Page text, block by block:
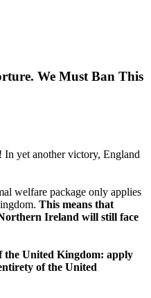
We Must Ban This
yet another victory, England
welfare package only applies
This means that
Ireland will still face
the United Kingdom: apply
of the United